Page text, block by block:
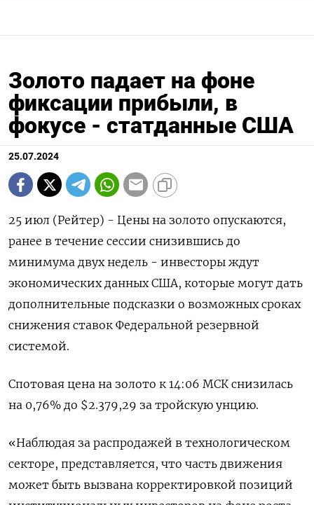
Золото падает на фоне
фиксации прибыли, в
фокусе - статданные США
25.07.2024
25 июл (Рейтер) - Цены на золото опускаются,
ранее в течение сессии снизившись до
минимума двух недель - инвесторы ждут
экономических данных США, которые могут дать
дополнительные подсказки о возможных сроках
снижения ставок Федеральной резервной
системой.
Спотовая цена на золото к 14:06 МСК снизилась
на 0,76% до $2.379,29​ за тройскую унцию.
«Наблюдая за распродажей в технологическом
секторе, представляется, что часть движения
может быть вызвана корректировкой позиций